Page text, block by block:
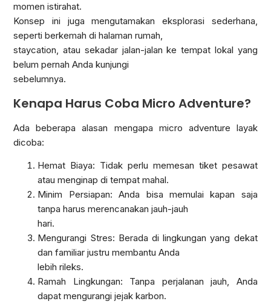
momen istirahat.
Konsep ini juga mengutamakan eksplorasi sederhana,
seperti berkemah di halaman rumah,
staycation, atau sekadar jalan-jalan ke tempat lokal yang
belum pernah Anda kunjungi
sebelumnya.
Kenapa Harus Coba Micro Adventure?
Ada beberapa alasan mengapa micro adventure layak
dicoba:
Hemat Biaya: Tidak perlu memesan tiket pesawat
atau menginap di tempat mahal.
Minim Persiapan: Anda bisa memulai kapan saja
tanpa harus merencanakan jauh-jauh
hari.
Mengurangi Stres: Berada di lingkungan yang dekat
dan familiar justru membantu Anda
lebih rileks.
Ramah Lingkungan: Tanpa perjalanan jauh, Anda
dapat mengurangi jejak karbon.